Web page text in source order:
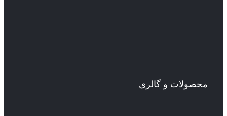
محصولات و گالری